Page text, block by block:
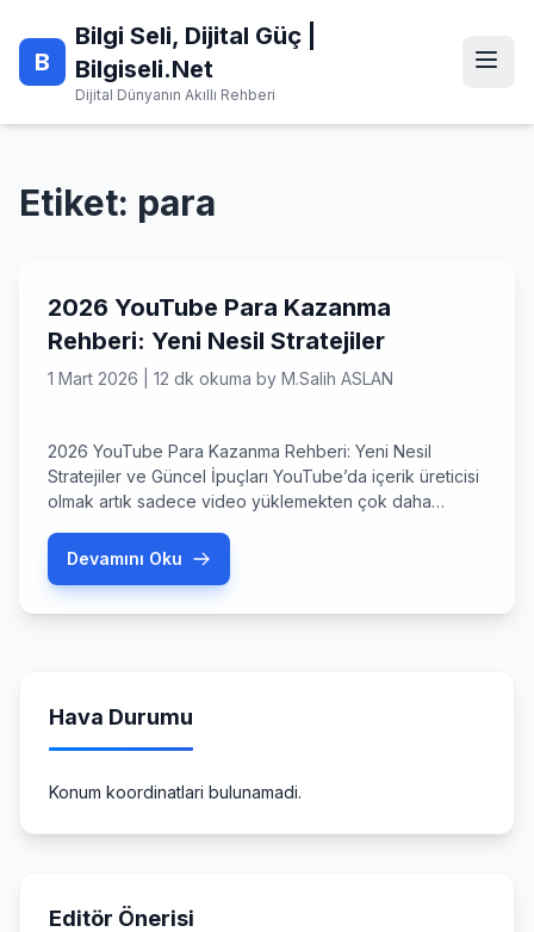
content
B
Bilgi Seli, Dijital Güç |
Bilgiseli.Net
Dijital Dünyanın Akıllı Rehberi
Etiket: para
2026 YouTube Para Kazanma
Rehberi: Yeni Nesil Stratejiler
1 Mart 2026 12 dk okuma by M.Salih ASLAN
2026 YouTube Para Kazanma Rehberi: Yeni Nesil
Stratejiler ve Güncel İpuçları YouTube’da içerik üreticisi
olmak artık sadece video yüklemekten çok daha
yönetiyoruz. 2026 yılında youtube para kazanma
süreçleri, yapay zekanın (AI) tam entegrasyonu ve
Devamını Oku
Hava Durumu
Konum koordinatlari bulunamadi.
Editör Önerisi